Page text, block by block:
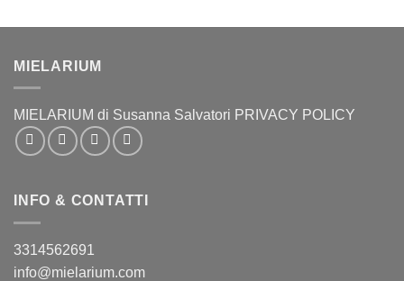
MIELARIUM
MIELARIUM di Susanna Salvatori PRIVACY POLICY
INFO & CONTATTI
3314562691
info@mielarium.com